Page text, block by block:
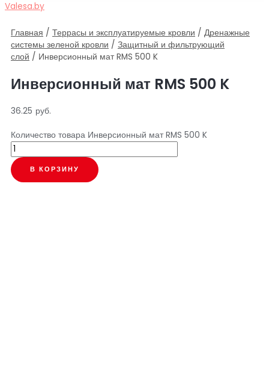
Valesa.by
Главная / Террасы и эксплуатируемые кровли / Дренажные
системы зеленой кровли / Защитный и фильтрующий
слой / Инверсионный мат RMS 500 K
Инверсионный мат RMS 500 K
36.25 руб.
Количество товара Инверсионный мат RMS 500 K
В КОРЗИНУ